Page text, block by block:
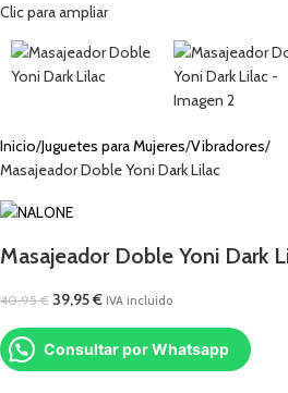
Clic para ampliar
Inicio Juguetes para Mujeres Vibradores
Masajeador Doble Yoni Dark Lilac
Masajeador Doble Yoni Dark
40,95€ 39,95€ IVA incluido
Consultar por Whatsapp